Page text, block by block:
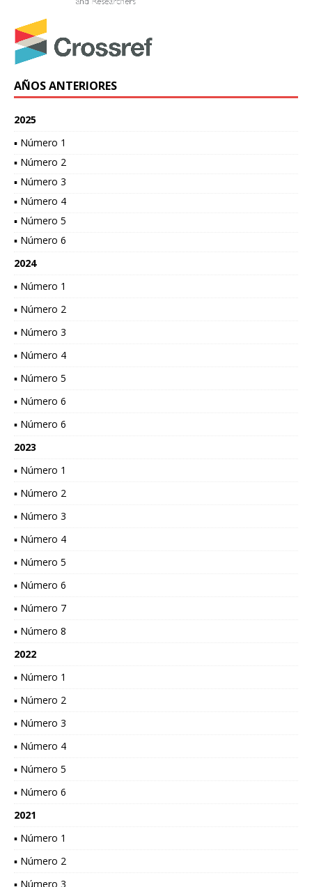
AÑOS ANTERIORES
2025
▪ Número 1
▪ Número 2
▪ Número 3
▪ Número 4
▪ Número 5
▪ Número 6
2024
▪ Número 1
▪ Número 2
▪ Número 3
▪ Número 4
▪ Número 5
▪ Número 6
▪ Número 6
2023
▪ Número 1
▪ Número 2
▪ Número 3
▪ Número 4
▪ Número 5
▪ Número 6
▪ Número 7
▪ Número 8
2022
▪ Número 1
▪ Número 2
▪ Número 3
▪ Número 4
▪ Número 5
▪ Número 6
2021
▪ Número 1
▪ Número 2
▪ Número 3